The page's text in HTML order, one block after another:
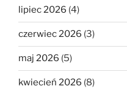
lipiec 2026 (4)
czerwiec 2026 (3)
maj 2026 (5)
kwiecień 2026 (8)